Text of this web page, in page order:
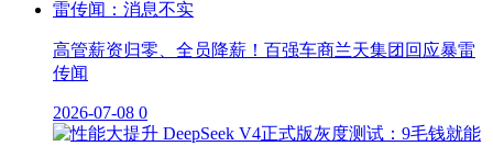
高管薪资归零、全员降薪！百强车商兰天集团回应暴雷
传闻
2026-07-08 0